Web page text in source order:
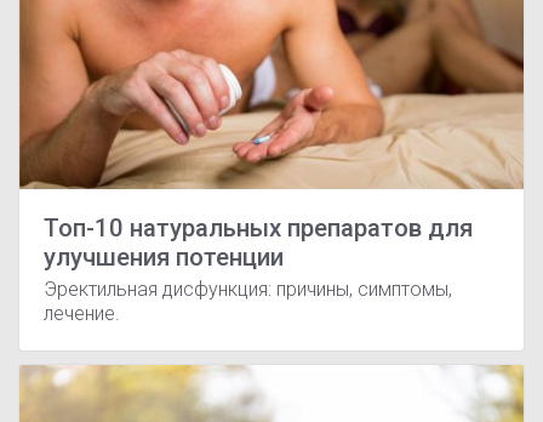
Топ-10 натуральных препаратов для
улучшения потенции
Эректильная дисфункция: причины, симптомы,
лечение.